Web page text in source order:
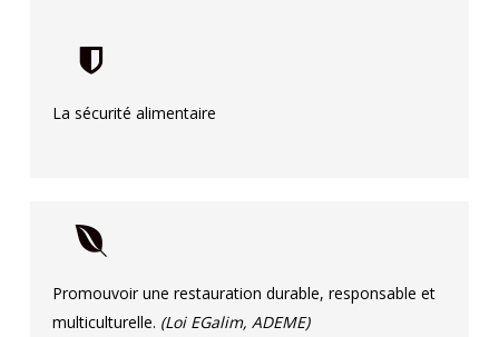
La sécurité alimentaire
Promouvoir une restauration durable, responsable et
multiculturelle. (Loi EGalim, ADEME)